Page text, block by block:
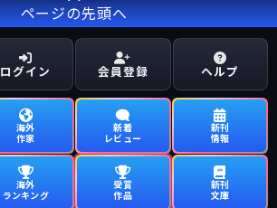
ページの先頭へ
ログイン 会員登録 ヘルプ
海外
作家
新着
レビュー
新刊
情報
海外
ランキング
受賞
作品
新刊
文庫